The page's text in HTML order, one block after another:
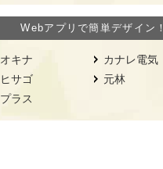
Webアプリで簡単デザイン！
オキナ
ヒサゴ
プラス
カナレ電気
元林